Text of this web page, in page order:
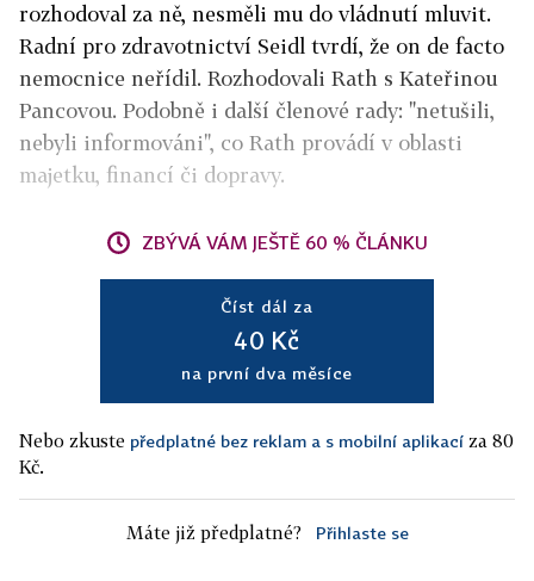
rozhodoval za ně, nesměli mu do vládnutí mluvit.
Radní pro zdravotnictví Seidl tvrdí, že on de facto
nemocnice neřídil. Rozhodovali Rath s Kateřinou
Pancovou. Podobně i další členové rady: "netušili,
nebyli informováni", co Rath provádí v oblasti
majetku, financí či dopravy.
ZBÝVÁ VÁM JEŠTĚ 60 % ČLÁNKU
Číst dál za
40 Kč
na první dva měsíce
Nebo zkuste předplatné bez reklam a s mobilní aplikací za 80
Kč.
Máte již předplatné? Přihlaste se